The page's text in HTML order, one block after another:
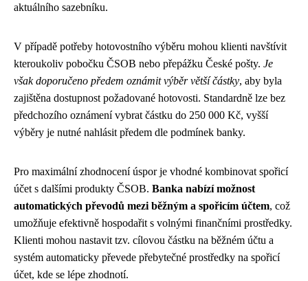
aktuálního sazebníku.
V případě potřeby hotovostního výběru mohou klienti navštívit
kteroukoliv pobočku ČSOB nebo přepážku České pošty. Je
však doporučeno předem oznámit výběr větší částky, aby byla
zajištěna dostupnost požadované hotovosti. Standardně lze bez
předchozího oznámení vybrat částku do 250 000 Kč, vyšší
výběry je nutné nahlásit předem dle podmínek banky.
Pro maximální zhodnocení úspor je vhodné kombinovat spořicí
účet s dalšími produkty ČSOB. Banka nabízí možnost
automatických převodů mezi běžným a spořicím účtem, což
umožňuje efektivně hospodařit s volnými finančními prostředky.
Klienti mohou nastavit tzv. cílovou částku na běžném účtu a
systém automaticky převede přebytečné prostředky na spořicí
účet, kde se lépe zhodnotí.